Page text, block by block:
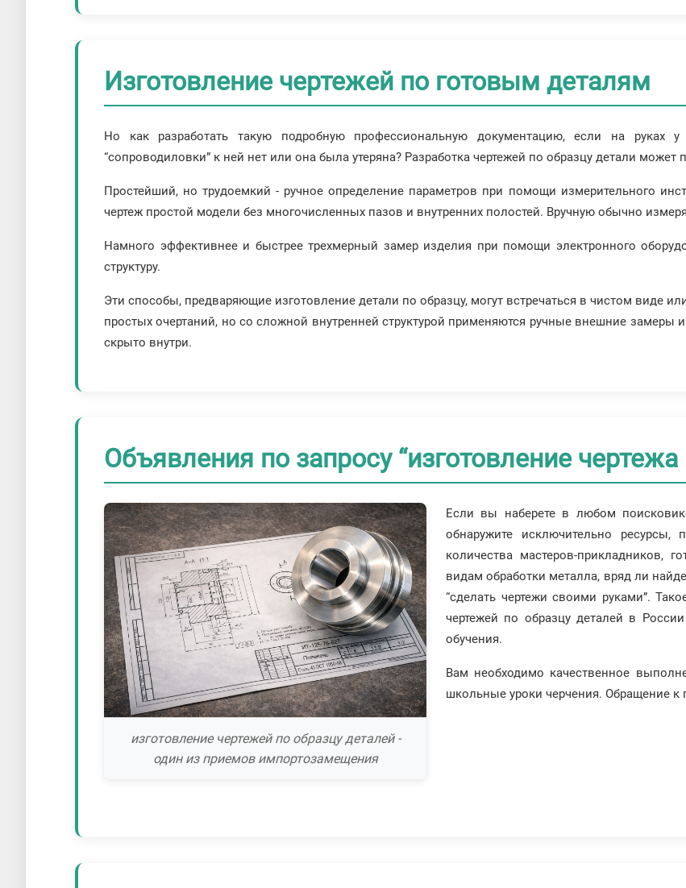
Изготовление чертежей по готовым деталям
Но как разработать такую подробную профессиональную документацию, если на руках у
“сопроводиловки” к ней нет или она была утеряна? Разработка чертежей по образцу детали
Простейший, но трудоемкий - ручное определение параметров при помощи измерительного
чертеж простой модели без многочисленных пазов и внутренних полостей. Вручную обычно
Намного эффективнее и быстрее трехмерный замер изделия при помощи электронного
структуру.
Эти способы, предваряющие изготовление детали по образцу, могут встречаться в чистом виде
простых очертаний, но со сложной внутренней структурой применяются ручные внешние замеры
скрыто внутри.
Объявления по запросу “изготовление
изготовление чертежей по образцу деталей -
один из приемов импортозамещения
Если вы наберете в любом
обнаружите исключительно ресурсы,
количества мастеров-прикладников,
видам обработки металла, вряд ли
“сделать чертежи своими руками”.
чертежей по образцу деталей в
обучения.
Вам необходимо качественное
школьные уроки черчения. Обращение